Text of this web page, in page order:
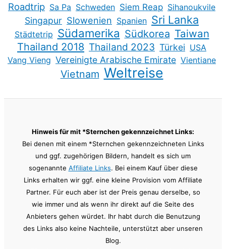
Roadtrip Sa Pa Schweden Siem Reap Sihanoukvile
Singapur Slowenien Spanien Sri Lanka
Städtetrip Südamerika Südkorea Taiwan
Thailand 2018 Thailand 2023 Türkei USA
Vang Vieng Vereinigte Arabische Emirate Vientiane
Vietnam Weltreise
Hinweis für mit *Sternchen gekennzeichnet Links:
Bei denen mit einem *Sternchen gekennzeichneten Links
und ggf. zugehörigen Bildern, handelt es sich um
sogenannte Affiliate Links. Bei einem Kauf über diese
Links erhalten wir ggf. eine kleine Provision vom Affiliate
Partner. Für euch aber ist der Preis genau derselbe, so
wie immer und als wenn ihr direkt auf die Seite des
Anbieters gehen würdet. Ihr habt durch die Benutzung
des Links also keine Nachteile, unterstützt aber unseren
Blog.